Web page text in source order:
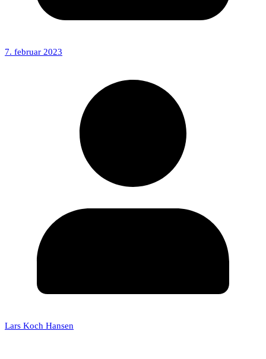
7. februar 2023
Lars Koch Hansen